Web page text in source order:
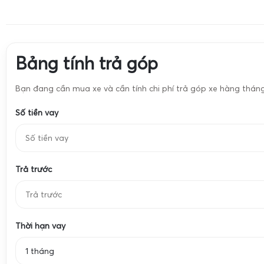
Bảng tính trả góp
Bạn đang cần mua xe và cần tính chi phí trả góp xe hàng
Số tiền vay
Trả trước
Thời hạn vay
1 tháng